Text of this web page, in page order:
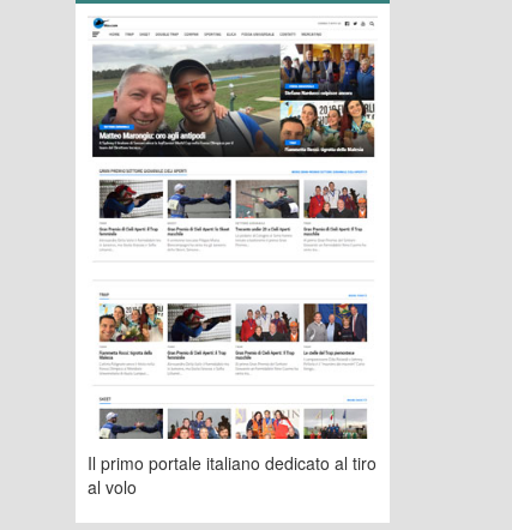
Il primo portale italiano dedicato al tiro
al volo